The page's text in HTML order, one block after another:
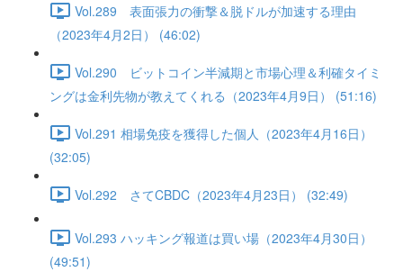
Vol.289 表面張力の衝撃＆脱ドルが加速する理由
（2023年4月2日） (46:02)
Vol.290 ビットコイン半減期と市場心理＆利確タイミ
ングは金利先物が教えてくれる（2023年4月9日） (51:16)
Vol.291 相場免疫を獲得した個人（2023年4月16日）
(32:05)
Vol.292 さてCBDC（2023年4月23日） (32:49)
Vol.293 ハッキング報道は買い場（2023年4月30日）
(49:51)